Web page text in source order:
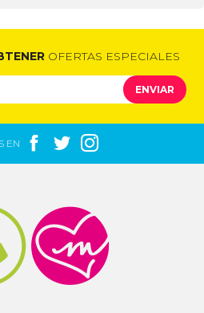
OFERTAS ESPECIALES
ENVIAR
EN   
